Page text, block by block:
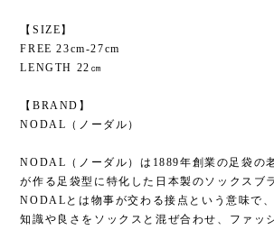
【SIZE】
FREE 23cm-27cm
LENGTH 22㎝
【BRAND】
NODAL（ノーダル）
NODAL（ノーダル）は1889年創業の足袋の
が作る足袋型に特化した日本製のソックスブ
NODALとは物事が交わる接点という意味で
知識や良さをソックスと混ぜ合わせ、ファッ